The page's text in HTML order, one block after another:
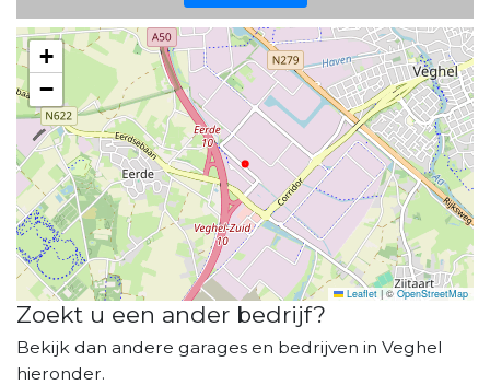
+
−
Leaflet | © OpenStreetMap
Zoekt u een ander bedrijf?
Bekijk dan andere garages en bedrijven in Veghel
hieronder.